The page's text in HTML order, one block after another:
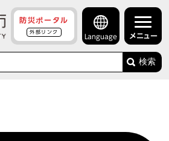
防災ポータル
外部リンク
Language メニュー
検索